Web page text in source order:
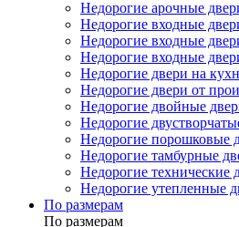
Недорогие арочные
Недорогие входные
Недорогие входные
Недорогие входные
Недорогие двери на
Недорогие двери от
Недорогие двойные
Недорогие
Недорогие порошковые
Недорогие тамбурные
Недорогие технические
Недорогие утепленные
По размерам
По размерам